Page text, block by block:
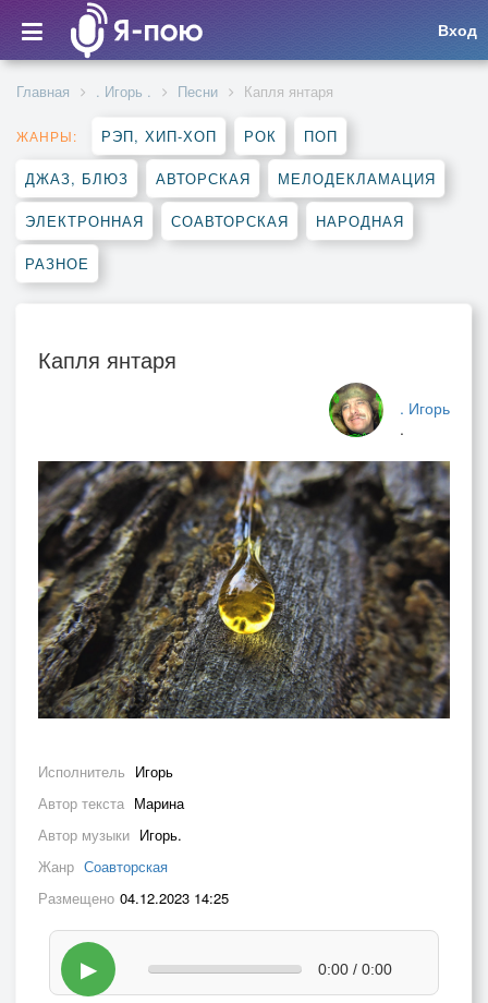
Вход
Главная . Игорь . Песни Капля янтаря
ЖАНРЫ: РЭП, ХИП-ХОП РОК ПОП
ДЖАЗ, БЛЮЗ АВТОРСКАЯ МЕЛОДЕКЛАМАЦИЯ
ЭЛЕКТРОННАЯ СОАВТОРСКАЯ НАРОДНАЯ
РАЗНОЕ
Капля янтаря
. Игорь
.
Исполнитель Игорь
Автор текста Марина
Автор музыки Игорь.
Жанр Соавторская
Размещено 04.12.2023 14:25
▶ 0:00 / 0:00